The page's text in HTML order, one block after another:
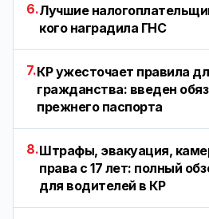
6.Лучшие
кого наградила ГНС
7.КР ужесточает правила
гражданства: введен
прежнего паспорта
8.Штрафы, эвакуация,
права с 17 лет: полный
для водителей в КР